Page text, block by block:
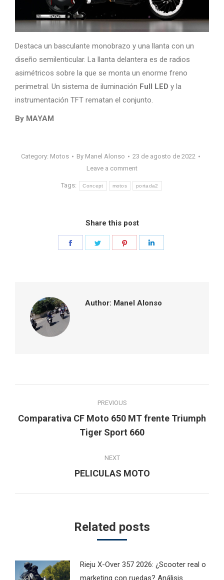
Destaca un basculante monobrazo y una llanta con un
diseño semilenticular. La llanta delantera es de radios
asimétricos sobre la que se monta un enorme freno
perimetral. Un sistema de iluminación Full LED y la
instrumentación TFT rematan el conjunto.
By MAYAM
Category: Motos By Manel Alonso
23 de agosto de 2022
Leave a comment
Tags: Concept motos portada2
Share this post
Author: Manel Alonso
navigation
PREVIOUS
Previous
post:
Comparativa CF Moto 650 MT frente Triumph
Tiger Sport 660
NEXT
Next
PELICULAS MOTO
Related posts
Rieju X-Over 357 2026: ¿Scooter real o
marketing con ruedas? Análisis